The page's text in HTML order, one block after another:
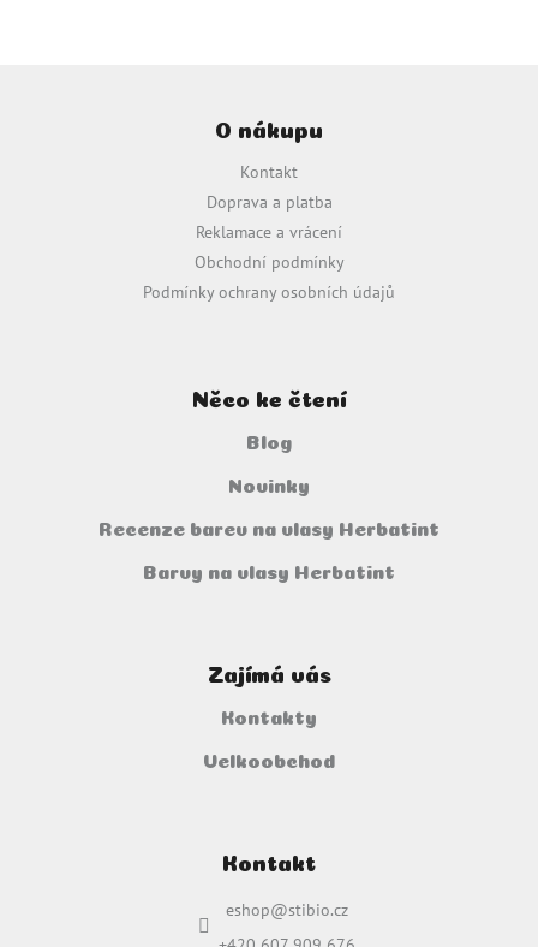
O nákupu
Kontakt
Doprava a platba
Reklamace a vrácení
Obchodní podmínky
Podmínky ochrany osobních údajů
Něco ke čtení
Blog
Novinky
Recenze barev na vlasy Herbatint
Barvy na vlasy Herbatint
Zajímá vás
Kontakty
Velkoobchod
Kontakt
eshop@stibio.cz